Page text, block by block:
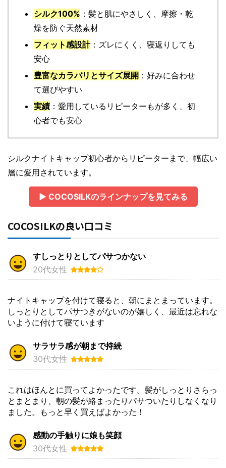
シルク100% ：髪と肌にやさしく、摩擦・乾
燥を防ぐ天然素材
フィット感設計：ズレにくく、寝返りしても
安心
豊富なカラバリとサイズ展開 ：好みに合わせ
て選びやすい
実績 ：愛用しているリピーターもが多く、初
心者でも安心
シルクナイトキャップ初心者からリピーターまで、幅広い
層に愛用されています。
▶ COCOSILKのラインナップを見てみる
COCOSILKの良い口コミ
すしっとりとしてパサつかない
20代女性
ナイトキャップを付けて寝ると、朝にまとまっています。
しっとりとしてパサつきがないのが嬉しく、最近は忘れな
いように付けて寝ています
サラサラ感が朝まで持続
30代女性
これはほんとに買ってよかったです。髪がしっとりさらっ
とまとまり、朝の髪が絡まったりパサついたりしなくなり
ました。もっと早く買えばよかった！
感動の手触りに娘も笑顔
30代女性